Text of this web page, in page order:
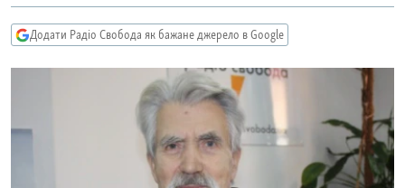
УКРАЇНА
СХЕМИ
Додати Радіо Свобода як бажане джерело в Google